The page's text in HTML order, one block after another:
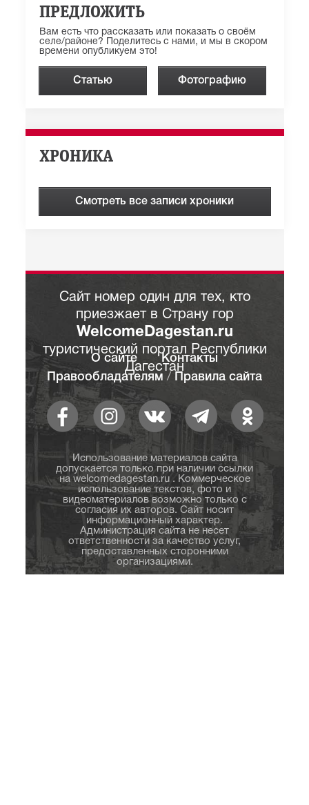
ПРЕДЛОЖИТЬ
Вам есть что рассказать или показать о своём
селе/районе? Поделитесь с нами, и мы в скором
времени опубликуем это!
Статью Фотографию
ХРОНИКА
Смотреть все записи хроники
Сайт номер один для тех, кто
приезжает в Страну гор
WelcomeDagestan.ru
туристический портал Республики
Дагестан
О сайте
Контакты
Правообладателям / Правила сайта
Использование материалов сайта
допускается только при наличии ссылки
на welcomedagestan.ru . Коммерческое
использование текстов, фото и
видеоматериалов возможно только с
согласия их авторов. Сайт носит
информационный характер.
Администрация сайта не несет
ответственности за качество услуг,
предоставленных сторонними
организациями.